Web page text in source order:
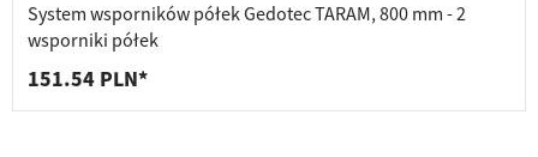
System wsporników półek Gedotec TARAM, 800 mm - 2
wsporniki półek
151.54 PLN*